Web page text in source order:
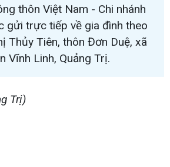
thôn Việt Nam - Chi nhánh
gửi trực tiếp về gia đình theo
Thủy Tiên, thôn Đơn Duệ, xã
Vĩnh Linh, Quảng Trị.
Trị)